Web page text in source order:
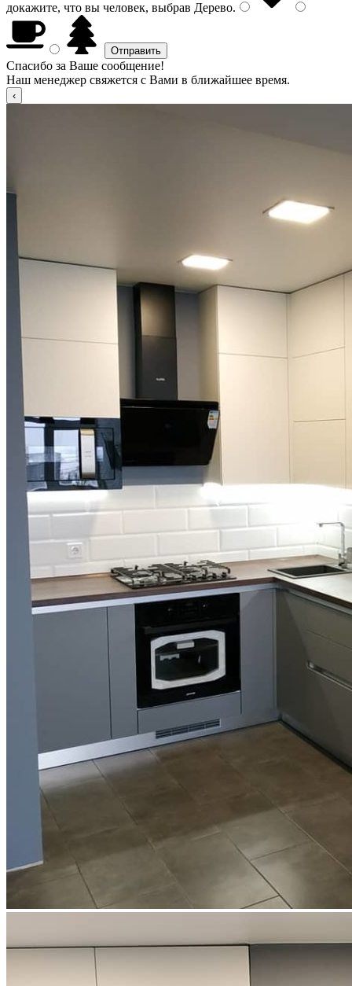
докажите, что вы человек, выбрав Дерево.
Спасибо за Ваше сообщение!
Наш менеджер свяжется с Вами в ближайшее время.